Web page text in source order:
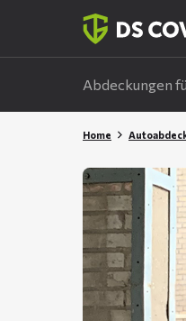
Abdeckungen
Home